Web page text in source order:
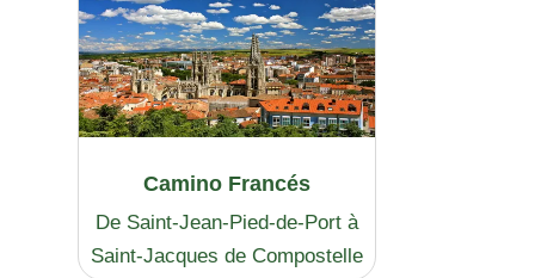
Camino Francés
De Saint-Jean-Pied-de-Port à
Saint-Jacques de Compostelle